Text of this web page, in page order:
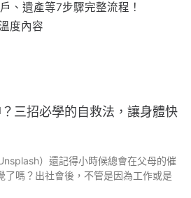
、遺產等7步驟完整流程！
度內容
三招必學的自救法，讓身體快
）還記得小時候總會在父母的催
了嗎？出社會後，不管是因為工作或是